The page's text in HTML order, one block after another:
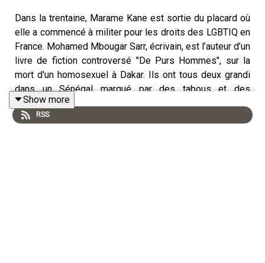
Dans la trentaine, Marame Kane est sortie du placard où
elle a commencé à militer pour les droits des LGBTIQ en
France. Mohamed Mbougar Sarr, écrivain, est l’auteur d’un
livre de fiction controversé "De Purs Hommes", sur la
mort d'un homosexuel à Dakar. Ils ont tous deux grandi
dans un Sénégal marqué par des tabous et des
interdits sexuels, un Sénégal où les homosexuels vivent
dans une peur permanente.
Show more
RSS